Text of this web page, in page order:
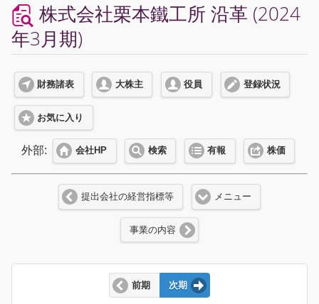
株式会社栗本鐵工所 沿革 (2024
年3月期)
財務諸表 大株主 役員 登録状況
お気に入り
外部: 会社HP 検索 有報 株価
提出会社の経営指標等 メニュー
事業の内容
前期 次期